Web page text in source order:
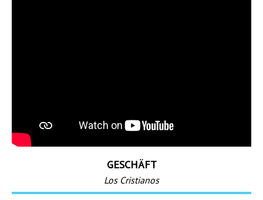
GESCHÄFT
Los Cristianos